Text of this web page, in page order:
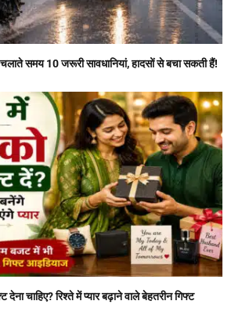
समय 10 जरूरी सावधानियां, हादसों से बचा सकती हैं!
देना चाहिए? रिश्ते में प्यार बढ़ाने वाले बेहतरीन गिफ्ट